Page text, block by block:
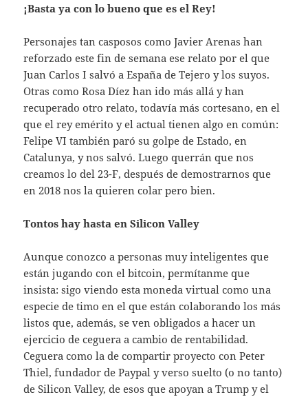
¡Basta ya con lo bueno que es el Rey!
Personajes tan casposos como Javier Arenas han
reforzado este fin de semana ese relato por el que
Juan Carlos I salvó a España de Tejero y los suyos.
Otras como Rosa Díez han ido más allá y han
recuperado otro relato, todavía más cortesano, en el
que el rey emérito y el actual tienen algo en común:
Felipe VI también paró su golpe de Estado, en
Catalunya, y nos salvó. Luego querrán que nos
creamos lo del 23-F, después de demostrarnos que
en 2018 nos la quieren colar pero bien.
Tontos hay hasta en Silicon Valley
Aunque conozco a personas muy inteligentes que
están jugando con el bitcoin, permítanme que
insista: sigo viendo esta moneda virtual como una
especie de timo en el que están colaborando los más
listos que, además, se ven obligados a hacer un
ejercicio de ceguera a cambio de rentabilidad.
Ceguera como la de compartir proyecto con Peter
Thiel, fundador de Paypal y verso suelto (o no tanto)
de Silicon Valley, de esos que apoyan a Trump y el